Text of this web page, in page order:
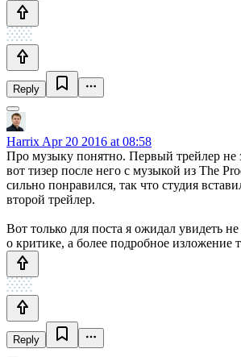
Reply
Harrix Apr 20 2016 at 08:58
Про музыку понятно. Первый трейлер не
вот тизер после него с музыкой из The
сильно понравился, так что студия
второй трейлер.
Вот только для поста я ожидал увидеть
о критике, а более подробное изложение
Reply